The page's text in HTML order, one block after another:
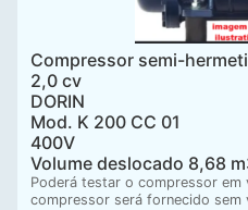
Compressor semi-
2,0 cv
DORIN
Mod. K 200 CC 01
400V
Volume deslocado 8,68
Poderá testar o compressor em
compressor será fornecido sem